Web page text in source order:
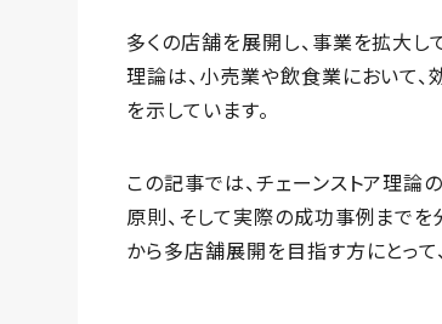
多くの店舗を展開し、事業を拡大し
理論は、小売業や飲食業において
を示しています。
この記事では、チェーンストア理論
原則、そして実際の成功事例まで
から多店舗展開を目指す方にとって